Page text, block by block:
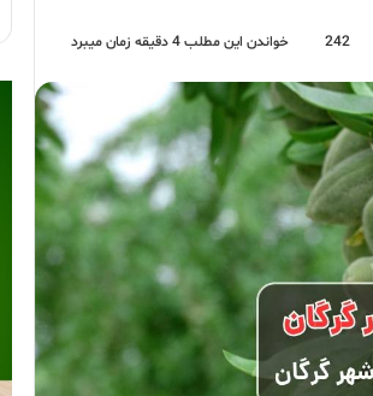
242 خواندن این مطلب 4 دقیقه زمان میبرد